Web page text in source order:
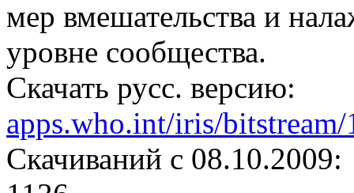
мер вмешательства и
уровне сообщества.
Скачать русс. версию:
apps.who.int/iris/
Cкачиваний с 08.10.2009: